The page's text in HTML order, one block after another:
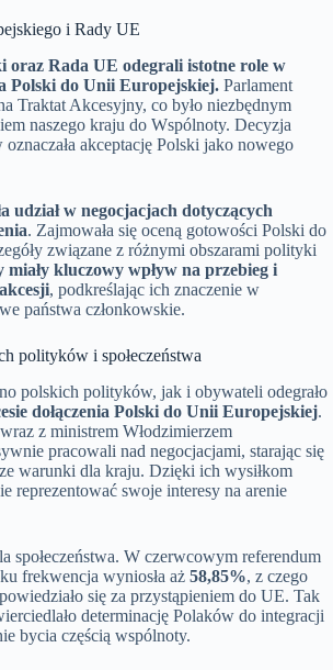
i Rady UE
oraz Rada UE odegrali istotne role w
Polski do Unii Europejskiej. Parlament
Traktat Akcesyjny, co było niezbędnym
naszego kraju do Wspólnoty. Decyzja
akceptację Polski jako nowego
udział w negocjacjach dotyczących
. Zajmowała się oceną gotowości Polski do
związane z różnymi obszarami polityki
miały kluczowy wpływ na przebieg i
, podkreślając ich znaczenie w
państwa członkowskie.
polityków i społeczeństwa
polskich polityków, jak i obywateli odegrało
dołączenia Polski do Unii Europejskiej.
z ministrem Włodzimierzem
pracowali nad negocjacjami, starając się
warunki dla kraju. Dzięki ich wysiłkom
reprezentować swoje interesy na arenie
społeczeństwa. W czerwcowym referendum
frekwencja wyniosła aż 58,85%, z czego
się za przystąpieniem do UE. Tak
determinację Polaków do integracji
bycia częścią wspólnoty.